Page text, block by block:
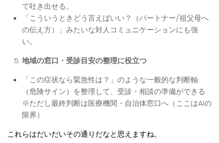
て吐き出せる。
「こういうときどう言えばいい？（パートナー/祖父母へ
の伝え方）」みたいな対人コミュニケーションにも強
い。
地域の窓口・受診目安の整理に役立つ
「この症状なら緊急性は？」のような一般的な判断軸
（危険サイン）を整理して、受診・相談の準備ができる
※ただし最終判断は医療機関・自治体窓口へ（ここはAIの
限界）
これらはだいだいその通りだなと思えますね。